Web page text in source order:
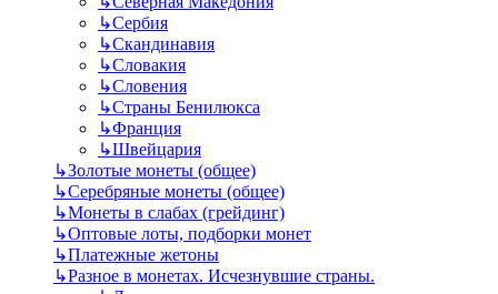
↳Сербия
↳Скандинавия
↳Словакия
↳Словения
↳Страны Бенилюкса
↳Франция
↳Швейцария
↳Золотые монеты (общее)
↳Серебряные монеты (общее)
↳Монеты в слабах (грейдинг)
↳Оптовые лоты, подборки монет
↳Платежные жетоны
↳Разное в монетах. Исчезнувшие страны.